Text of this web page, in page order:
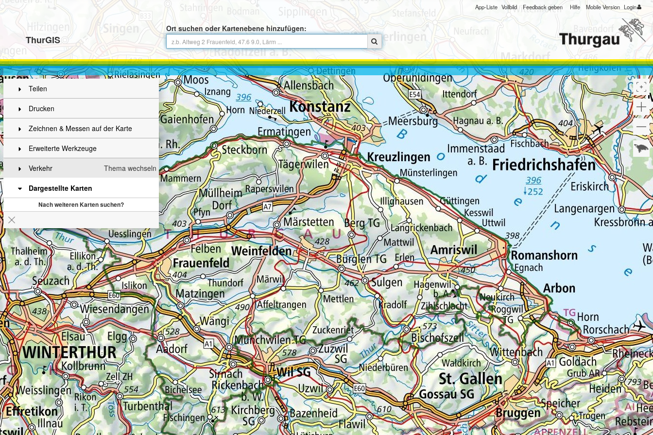
ThurGIS
Ort suchen oder Kartenebene hinzufügen:
App-Liste Vollbild Feedback geben Hilfe Mobile Version Login
Teilen
Drucken
Zeichnen & Messen auf der Karte
Erweiterte Werkzeuge
Thema wechseln
Verkehr
Dargestellte Karten
Nach weiteren Karten suchen?